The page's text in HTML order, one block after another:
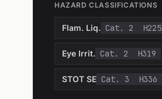
HAZARD CLASSIFICATIONS
Flam. Liq. Cat. 2 H225
Eye Irrit. Cat. 2 H319
STOT SE Cat. 3 H336